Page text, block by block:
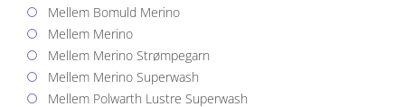
Mellem Bomuld Merino
Mellem Merino
Mellem Merino Strømpegarn
Mellem Merino Superwash
Mellem Polwarth Lustre Superwash